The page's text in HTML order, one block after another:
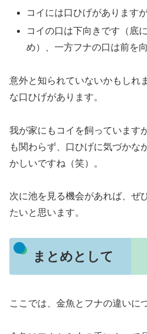
コイには口ひげがあります
コイの口は下向きです（底
め）、一方フナの口は前を
意外と知られていないかもしれ
な口ひげがあります。
我が家にもコイを飼っています
も関わらず、口ひげに気づかな
かしいですね（笑）。
次に池を見る機会があれば、ぜ
たいと思います。
まとめとして
ここでは、金魚とフナの違いに